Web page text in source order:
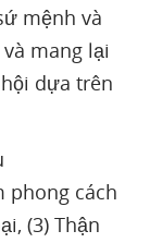
mệnh và
mang lại
dựa trên
phong cách
(3) Thận